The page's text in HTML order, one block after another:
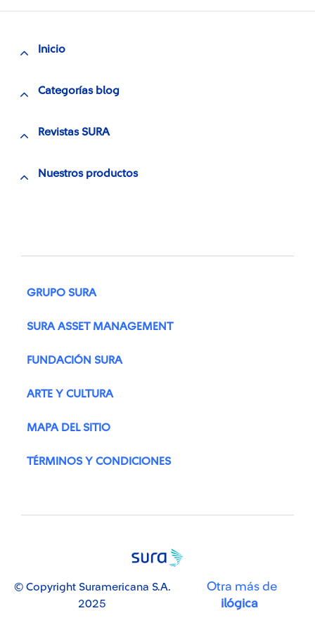
Inicio
Categorías blog
Revistas SURA
Nuestros productos
GRUPO SURA
SURA ASSET MANAGEMENT
FUNDACIÓN SURA
ARTE Y CULTURA
MAPA DEL SITIO
TÉRMINOS Y CONDICIONES
© Copyright Suramericana S.A.
2025
Otra más de
ilógica